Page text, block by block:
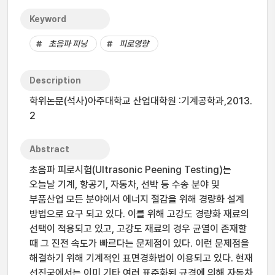
Keyword
초음파 피닝 피로영향
Description
학위논문(석사)아주대학교 산업대학원 :기계공학과,2013.
2
Abstract
초음파 피로시험(Ultrasonic Peening Testing)는
오늘날 기계, 항공기, 자동차, 선박 등 수송 분야 및
부품산업 모든 분야에서 에너지 절감을 위해 경량화 설계
방법으로 요구 되고 있다. 이를 위해 고강도 경량화 재료의
선택이 적용되고 있고, 고강도 재료의 경우 균열이 존재할
때 그 진전 속도가 빠르다는 문제점이 있다. 이런 문제점을
해결하기 위해 기계적인 표면경화법이 이용되고 있다. 현재